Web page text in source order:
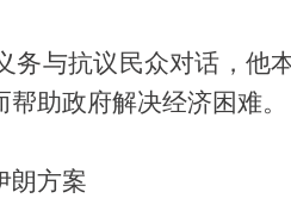
与抗议民众对话，他
助政府解决经济困难。
朗方案